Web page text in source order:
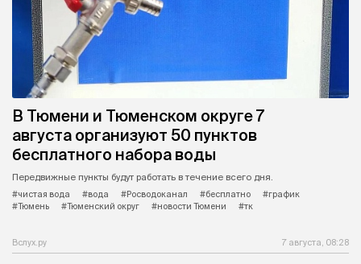
В Тюмени и Тюменском округе 7
августа организуют 50 пунктов
бесплатного набора воды
Передвижные пункты будут работать в течение всего дня.
#чистая вода
#вода #Росводоканал #бесплатно
#график
#Тюмень
#Тюменский округ #новости Тюмени #тк
Вслух.ру 7 августа, 08:28